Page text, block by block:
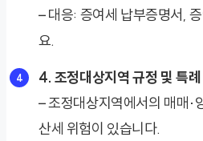
– 대응: 증여세 납부증명서,
요.
4. 조정대상지역 규정 및 특
– 조정대상지역에서의 매매·
산세 위험이 있습니다.